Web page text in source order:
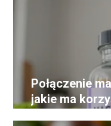
Połączenie
jakie ma